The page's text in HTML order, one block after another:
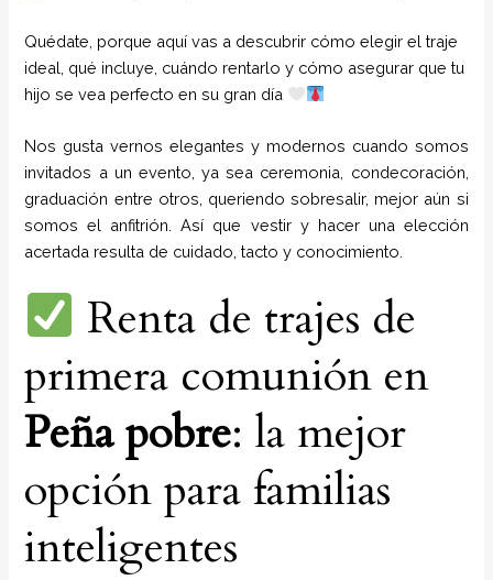
Quédate, porque aquí vas a descubrir cómo elegir el traje
ideal, qué incluye, cuándo rentarlo y cómo asegurar que tu
hijo se vea perfecto en su gran día
Nos gusta vernos elegantes y modernos cuando somos
invitados a un evento, ya sea ceremonia, condecoración,
graduación entre otros, queriendo sobresalir, mejor aún si
somos el anfitrión. Así que vestir y hacer una elección
acertada resulta de cuidado, tacto y conocimiento.
Renta de trajes de
primera comunión en
Peña pobre: la mejor
opción para familias
inteligentes